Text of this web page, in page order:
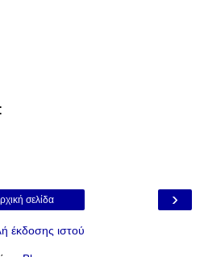
›
σελίδα
έκδοσης ιστού